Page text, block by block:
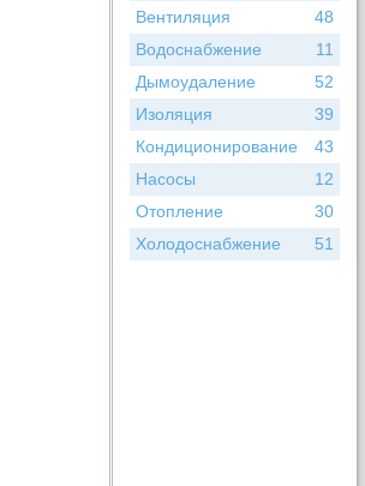
Вентиляция
48
Водоснабжение
11
Дымоудаление
52
Изоляция
39
Кондиционирование
43
Насосы
12
Отопление
30
Холодоснабжение
51